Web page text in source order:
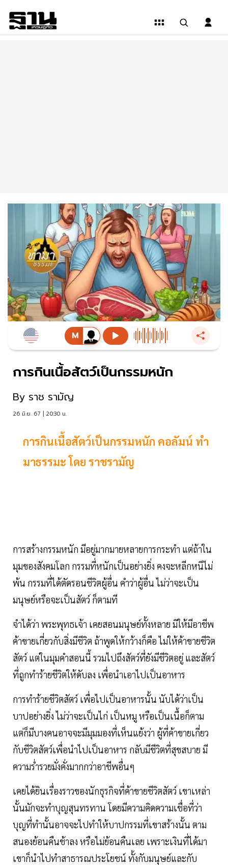
การกินเนื้อสัตว์เป็นกรรมหนัก
By ราช รามัญ
26 มิ.ย. 67 | 20:30 น.
การกินเนื้อสัตว์เป็นกรรมหนัก คอลัมน์ ทำ
มาธรรมะ โดย ราชรามัญ
การสร้างกรรมหนัก มีอยู่มากมายหลายการกระทำ แต่ถ้าใน
มุมของสังคมโลก กรรมที่หนักเป็นอย่างยิ่ง คงจะหลีกหนีไม่
พ้น กรรมที่ได้ตัดรอนชีวิตผู้อื่น คำว่าผู้อื่น ไม่ว่าจะเป็น
มนุษย์หรือจะเป็นสัตว์ ก็ตามที
จำได้ว่า พระพุทธเจ้า เคยสอนมนุษย์ทั้งหลาย มิให้มีอาชีพ
ค้าขายเกี่ยวกับสิ่งมีชีวิต ถ้าพูดให้กว้างก็คือ ไม่ให้ค้าขายชีวิต
สัตว์ แต่ในมุมคำสอนนี้ รวมไปถึงสัตว์ที่ยังมีชีวิตอยู่ และสัตว์
ที่ถูกทำร้ายชีวิตให้ดับลง เพื่อนำเอาไปเป็นอาหาร
การทำร้ายชีวิตสัตว์ เพื่อไปเป็นอาหารนั้น นับได้ว่าเป็น
บาปอย่างยิ่ง ไม่ว่าจะเป็นไก่ เป็นหมู หรือเป็นเนื้อก็ตาม
แต่ก็มีบางคนอาจจะมีมุมมองที่เห็นแย้งว่า ผู้ที่ค้าขายเกี่ยว
กับชีวิตสัตว์เพื่อนำไปเป็นอาหาร กลับมีชีวิตที่สุขสบาย มี
ความร่ำรวยมั่งคั่งมากกว่าอาชีพอื่นๆ
เคยได้ยินเรื่องราวของนักธุรกิจที่ค้าขายชีวิตสัตว์ เขาเหล่า
นั้นมักจะทำบุญสุนทรทาน โดยมีความคิดความเชื่อที่ว่า
บุญที่ทำนั้นอาจจะไปทำให้บาปกรรมที่เขาสร้างนั้น ตาม
สนองย้อนคืนช้าลง หรือไม่ย้อนคืนเลย เพราะเงินที่ได้มา
เขาก็นำไปทำสาธารณประโยชน์ ทั้งกับมนุษย์และกับ